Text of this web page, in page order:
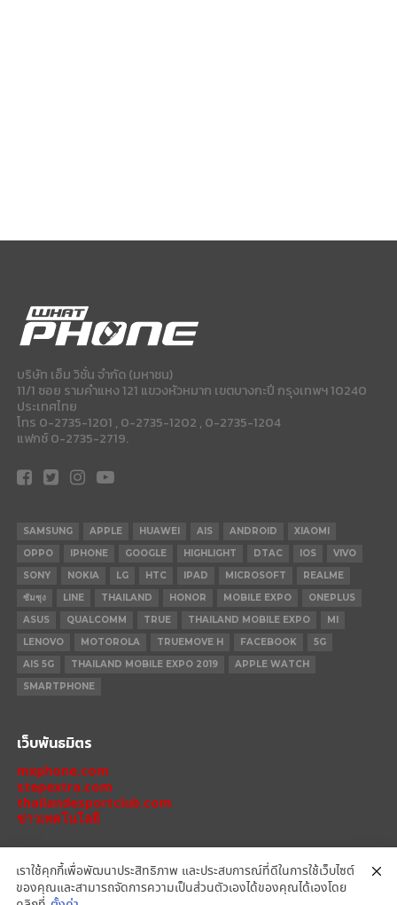
บริษัท เอ็ม วิชั่น จำกัด (มหาชน)
11/1 ซอย รามคำแหง 121 แขวงหัวหมาก เขตบางกะปี กรุงเทพฯ 10240
ประเทศไทย
โทร 0-2735-1201 , 0-2735-1202 , 0-2735-1204
แฟกซ์ 0-2735-2719.
SAMSUNG APPLE HUAWEI AIS ANDROID
XIAOMI
OPPO
IPHONE GOOGLE HIGHLIGHT DTAC IOS
VIVO
SONY
NOKIA LG HTC IPAD MICROSOFT
REALME
ซัมซุง
LINE THAILAND HONOR MOBILE EXPO
ONEPLUS
ASUS
QUALCOMM TRUE THAILAND MOBILE EXPO
MI
LENOVO
MOTOROLA TRUEMOVE H FACEBOOK
5G
AIS 5G
THAILAND MOBILE EXPO 2019
APPLE WATCH
SMARTPHONE
เว็บพันธมิตร
mxphone.com
stepextra.com
thailandesportclub.com
ข่าวเทคโนโลยี
IPHONE 14 PRO
เราใช้คุกกี้เพื่อพัฒนาประสิทธิภาพ และประสบการณ์ที่ดีในการใช้เว็บไซต์
ของคุณและสามารถจัดการความเป็นส่วนตัวเองได้ของคุณได้เองโดย